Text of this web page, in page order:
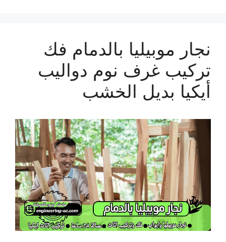
نجار موبيليا بالدمام فك
تركيب غرف نوم دواليب
أيكيا بديل الخشب